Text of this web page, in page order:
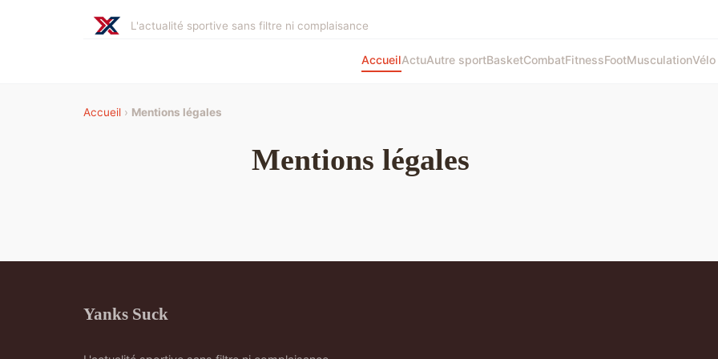
L'actualité sportive sans filtre ni complaisance
AccueilActuAutre sportBasketCombatFitnessFootMusculationVélo
Accueil › Mentions légales
Mentions légales
Yanks Suck